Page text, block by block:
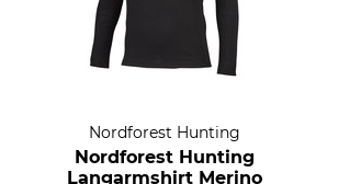
Nordforest Hunting
Nordforest Hunting
Langarmshirt Merino